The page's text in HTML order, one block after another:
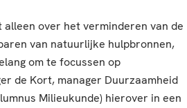
alleen over het verminderen van de
van natuurlijke hulpbronnen,
om te focussen op
de Kort, manager Duurzaamheid
Milieukunde) hierover in een